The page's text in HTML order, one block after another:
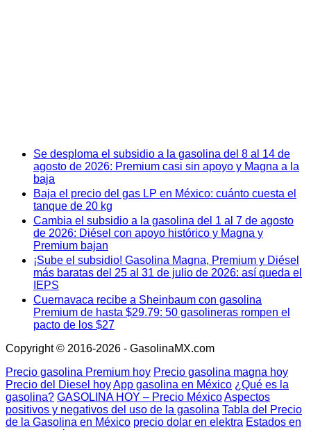
Se desploma el subsidio a la gasolina del 8 al 14 de
agosto de 2026: Premium casi sin apoyo y Magna a la
baja
Baja el precio del gas LP en México: cuánto cuesta el
tanque de 20 kg
Cambia el subsidio a la gasolina del 1 al 7 de agosto
de 2026: Diésel con apoyo histórico y Magna y
Premium bajan
¡Sube el subsidio! Gasolina Magna, Premium y Diésel
más baratas del 25 al 31 de julio de 2026: así queda el
IEPS
Cuernavaca recibe a Sheinbaum con gasolina
Premium de hasta $29.79: 50 gasolineras rompen el
pacto de los $27
Copyright © 2016-2026 - GasolinaMX.com
Precio gasolina Premium hoy Precio gasolina magna hoy
Precio del Diesel hoyApp gasolina en México ¿Qué es la
gasolina? GASOLINA HOY – Precio MéxicoAspectos
positivos y negativos del uso de la gasolina Tabla del Precio
de la Gasolina en México precio dolar en elektra Estados en